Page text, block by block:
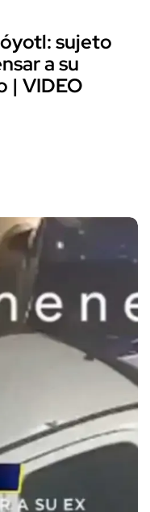
sujeto
a su
| VIDEO